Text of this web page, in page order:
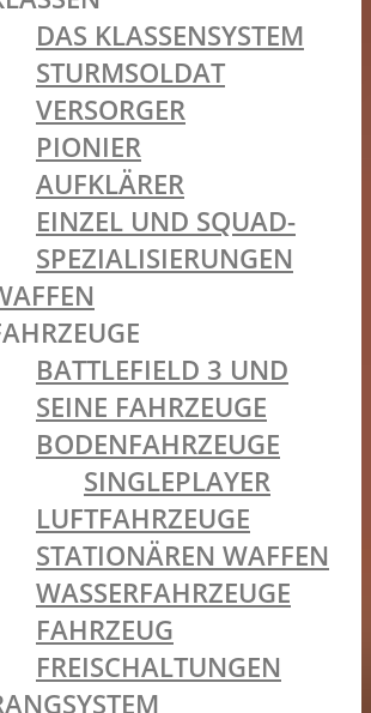
DAS KLASSENSYSTEM
STURMSOLDAT
VERSORGER
PIONIER
AUFKLÄRER
EINZEL UND SQUAD-
SPEZIALISIERUNGEN
BATTLEFIELD 3 UND
SEINE FAHRZEUGE
BODENFAHRZEUGE
SINGLEPLAYER
LUFTFAHRZEUGE
STATIONÄREN WAFFEN
WASSERFAHRZEUGE
FAHRZEUG
FREISCHALTUNGEN